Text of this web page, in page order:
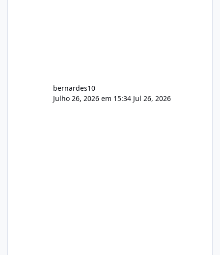
bernardes10
Julho 26, 2026 em 15:34 Jul 26, 2026